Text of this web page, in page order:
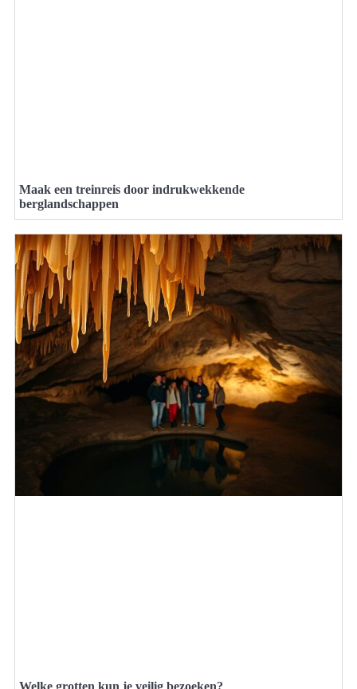
Maak een treinreis door indrukwekkende
berglandschappen
Welke grotten kun je veilig bezoeken?